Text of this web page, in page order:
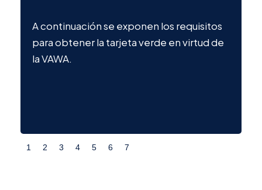
A continuación se exponen los requisitos
para obtener la tarjeta verde en virtud de
la VAWA.
1 2 3 4 5 6 7